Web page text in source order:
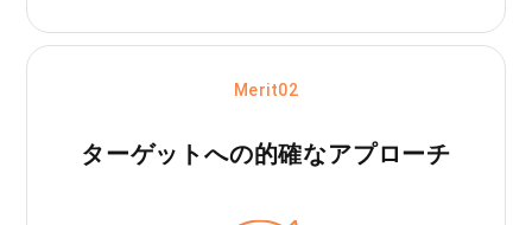
Merit02
ターゲットへの的確なアプローチ